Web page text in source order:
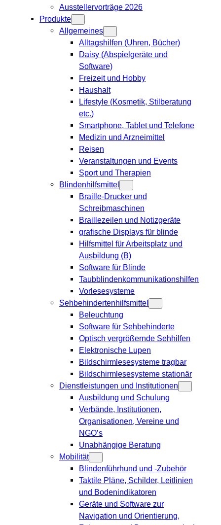
Ausstellervorträge 2026
Produkte
Allgemeines
Alltagshilfen (Uhren, Bücher)
Daisy (Abspielgeräte und
Software)
Freizeit und Hobby
Haushalt
Lifestyle (Kosmetik, Stilberatung
etc.)
Smartphone, Tablet und Telefone
Medizin und Arzneimittel
Reisen
Veranstaltungen und Events
Sport und Therapien
Blindenhilfsmittel
Braille-Drucker und
Schreibmaschinen
Braillezeilen und Notizgeräte
grafische Displays für blinde
Hilfsmittel für Arbeitsplatz und
Ausbildung (B)
Software für Blinde
Taubblindenkommunikationshilfen
Vorlesesysteme
Sehbehindertenhilfsmittel
Beleuchtung
Software für Sehbehinderte
Optisch vergrößernde Sehhilfen
Elektronische Lupen
Bildschirmlesesysteme tragbar
Bildschirmlesesysteme stationär
Dienstleistungen und Institutionen
Ausbildung und Schulung
Verbände, Institutionen,
Organisationen, Vereine und
NGO’s
Unabhängige Beratung
Mobilität
Blindenführhund und -Zubehör
Taktile Pläne, Schilder, Leitlinien
und Bodenindikatoren
Geräte und Software zur
Navigation und Orientierung,